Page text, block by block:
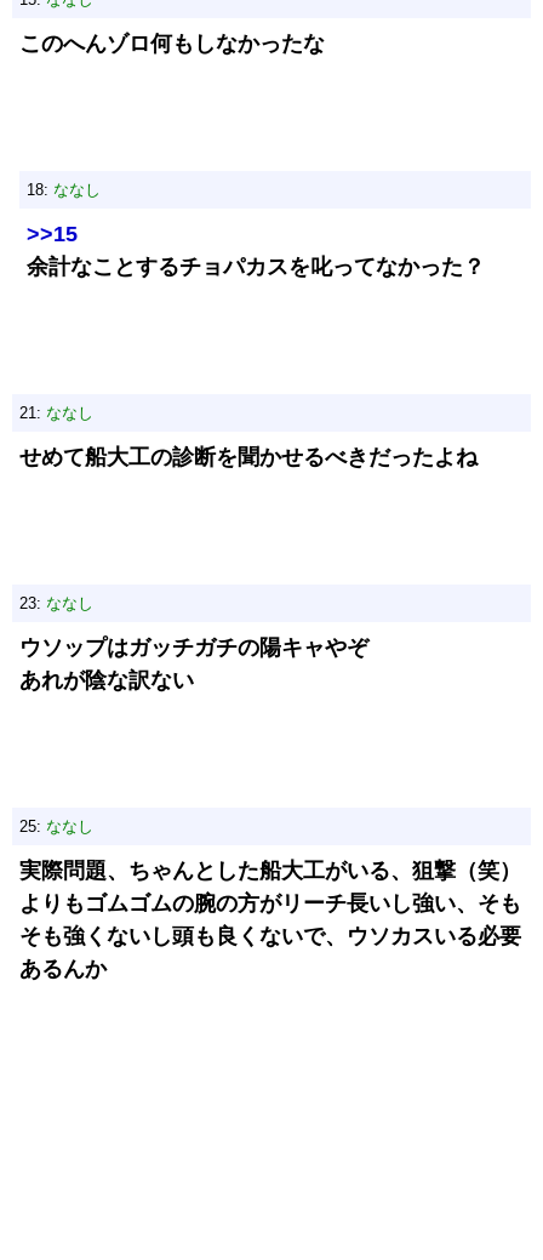
このへんゾロ何もしなかったな
18: ななし
>>15
余計なことするチョパカスを叱ってなかった？
21: ななし
せめて船大工の診断を聞かせるべきだったよね
23: ななし
ウソップはガッチガチの陽キャやぞ
あれが陰な訳ない
25: ななし
実際問題、ちゃんとした船大工がいる、狙撃（笑）
よりもゴムゴムの腕の方がリーチ長いし強い、そも
そも強くないし頭も良くないで、ウソカスいる必要
あるんか